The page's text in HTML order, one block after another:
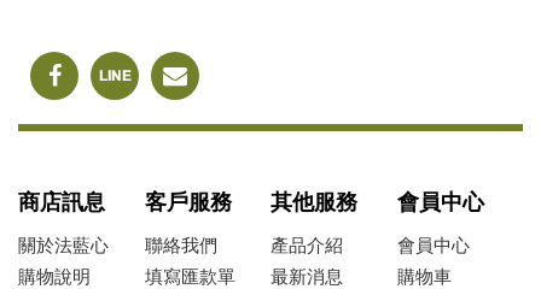
商店訊息
關於法藍心
購物說明
客戶服務
聯絡我們
填寫匯款單
其他服務
產品介紹
最新消息
會員中心
會員中心
購物車